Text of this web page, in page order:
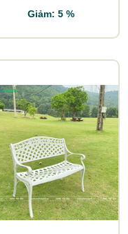
Giảm: 5 %